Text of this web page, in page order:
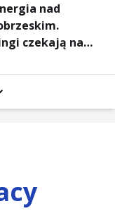
nad
czekają na